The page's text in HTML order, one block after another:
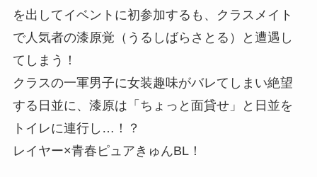
を出してイベントに初参加するも、クラスメイト
で人気者の漆原覚（うるしばらさとる）と遭遇し
てしまう！
クラスの一軍男子に女装趣味がバレてしまい絶望
する日並に、漆原は「ちょっと面貸せ」と日並を
トイレに連行し…！？
レイヤー×青春ピュアきゅんBL！